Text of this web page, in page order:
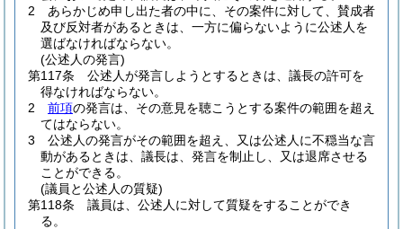
2
あらかじめ申し出た者の中に、その案件に対して、賛成者
及び反対者があるときは、一方に偏らないように公述人を
選ばなければならない。
(公述人の発言)
第117条
公述人が発言しようとするときは、議長の許可を
得なければならない。
2
前項の発言は、その意見を聴こうとする案件の範囲を超え
てはならない。
3
公述人の発言がその範囲を超え、又は公述人に不穏当な言
動があるときは、議長は、発言を制止し、又は退席させる
ことができる。
(議員と公述人の質疑)
第118条
議員は、公述人に対して質疑をすることができ
る。